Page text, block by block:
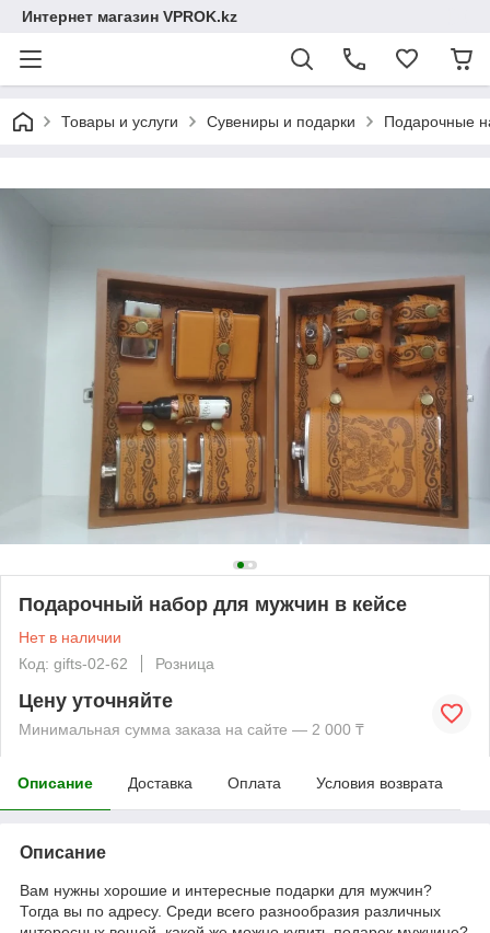
Интернет магазин VPROK.kz
Товары и услуги Сувениры и подарки Подарочные
Подарочный набор для мужчин в кейсе
Нет в наличии
Код: gifts-02-62
Розница
Цену уточняйте
Минимальная сумма заказа на сайте — 2 000 ₸
Описание Доставка Оплата Условия возврата
Описание
Вам нужны хорошие и интересные подарки для мужчин?
Тогда вы по адресу. Среди всего разнообразия различных